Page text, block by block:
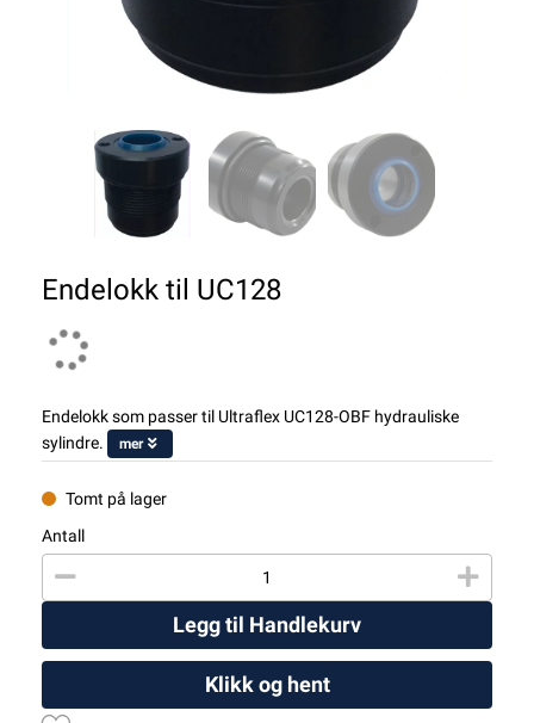
Endelokk til UC128
Endelokk som passer til Ultraflex UC128-OBF hydrauliske
sylindre.
mer
Tomt på lager
Antall
Legg til Handlekurv
Klikk og hent